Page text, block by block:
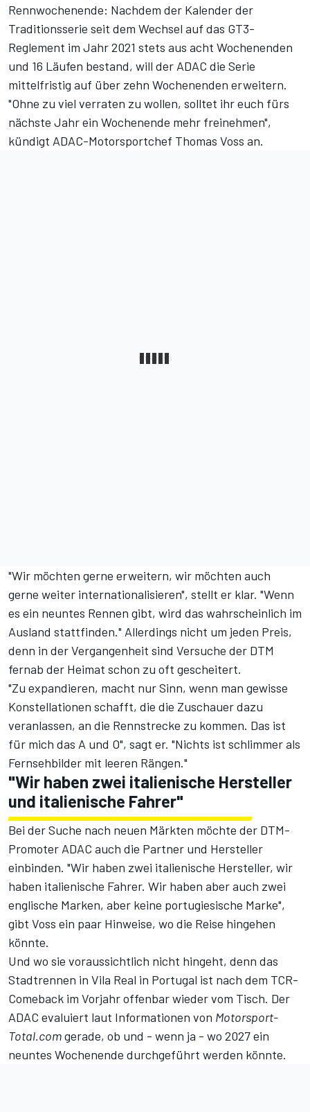
Rennwochenende: Nachdem der Kalender der
Traditionsserie seit dem Wechsel auf das GT3-
Reglement im Jahr 2021 stets aus acht Wochenenden
und 16 Läufen bestand, will der ADAC die Serie
mittelfristig auf über zehn Wochenenden erweitern.
"Ohne zu viel verraten zu wollen, solltet ihr euch fürs
nächste Jahr ein Wochenende mehr freinehmen",
kündigt ADAC-Motorsportchef Thomas Voss an.
"Wir möchten gerne erweitern, wir möchten auch
gerne weiter internationalisieren", stellt er klar. "Wenn
es ein neuntes Rennen gibt, wird das wahrscheinlich im
Ausland stattfinden." Allerdings nicht um jeden Preis,
denn in der Vergangenheit sind Versuche der DTM
fernab der Heimat schon zu oft gescheitert.
"Zu expandieren, macht nur Sinn, wenn man gewisse
Konstellationen schafft, die die Zuschauer dazu
veranlassen, an die Rennstrecke zu kommen. Das ist
für mich das A und O", sagt er. "Nichts ist schlimmer als
Fernsehbilder mit leeren Rängen."
"Wir haben zwei italienische Hersteller
und italienische Fahrer"
Bei der Suche nach neuen Märkten möchte der DTM-
Promoter ADAC auch die Partner und Hersteller
einbinden. "Wir haben zwei italienische Hersteller, wir
haben italienische Fahrer. Wir haben aber auch zwei
englische Marken, aber keine portugiesische Marke",
gibt Voss ein paar Hinweise, wo die Reise hingehen
könnte.
Und wo sie voraussichtlich nicht hingeht, denn das
Stadtrennen in Vila Real in Portugal ist nach dem TCR-
Comeback im Vorjahr offenbar wieder vom Tisch. Der
ADAC evaluiert laut Informationen von Motorsport-
Total.comgerade, ob und - wenn ja - wo 2027 ein
neuntes Wochenende durchgeführt werden könnte.